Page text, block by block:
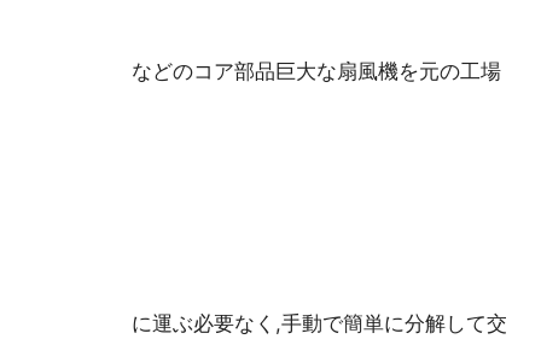
などのコア部品巨大な扇風機を元の工場
に運ぶ必要なく,手動で簡単に分解して交